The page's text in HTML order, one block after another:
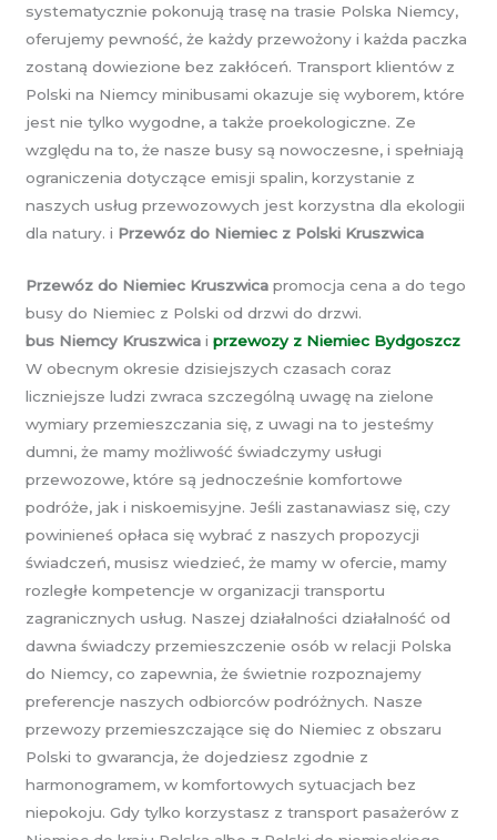
systematycznie pokonują trasę na trasie Polska Niemcy,
oferujemy pewność, że każdy przewożony i każda paczka
zostaną dowiezione bez zakłóceń. Transport klientów z
Polski na Niemcy minibusami okazuje się wyborem, które
jest nie tylko wygodne, a także proekologiczne. Ze
względu na to, że nasze busy są nowoczesne, i spełniają
ograniczenia dotyczące emisji spalin, korzystanie z
naszych usług przewozowych jest korzystna dla ekologii
dla natury. i Przewóz do Niemiec z Polski Kruszwica
Przewóz do Niemiec Kruszwica promocja cena a do tego
busy do Niemiec z Polski od drzwi do drzwi.
bus Niemcy Kruszwica i przewozy z Niemiec Bydgoszcz
W obecnym okresie dzisiejszych czasach coraz
liczniejsze ludzi zwraca szczególną uwagę na zielone
wymiary przemieszczania się, z uwagi na to jesteśmy
dumni, że mamy możliwość świadczymy usługi
przewozowe, które są jednocześnie komfortowe
podróże, jak i niskoemisyjne. Jeśli zastanawiasz się, czy
powinieneś opłaca się wybrać z naszych propozycji
świadczeń, musisz wiedzieć, że mamy w ofercie, mamy
rozległe kompetencje w organizacji transportu
zagranicznych usług. Naszej działalności działalność od
dawna świadczy przemieszczenie osób w relacji Polska
do Niemcy, co zapewnia, że świetnie rozpoznajemy
preferencje naszych odbiorców podróżnych. Nasze
przewozy przemieszczające się do Niemiec z obszaru
Polski to gwarancja, że dojedziesz zgodnie z
harmonogramem, w komfortowych sytuacjach bez
niepokoju. Gdy tylko korzystasz z transport pasażerów z